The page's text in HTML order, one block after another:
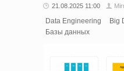
21.08.2025 11:00
Data Engineering Big
Базы данных